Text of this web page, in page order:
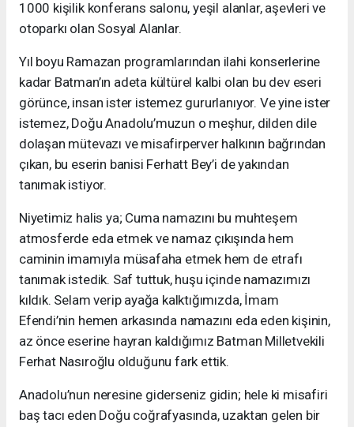
1000 kişilik konferans salonu, yeşil alanlar, aşevleri ve
otoparkı olan Sosyal Alanlar.
Yıl boyu Ramazan programlarından ilahi konserlerine
kadar Batman’ın adeta kültürel kalbi olan bu dev eseri
görünce, insan ister istemez gururlanıyor. Ve yine ister
istemez, Doğu Anadolu’muzun o meşhur, dilden dile
dolaşan mütevazı ve misafirperver halkının bağrından
çıkan, bu eserin banisi Ferhatt Bey’i de yakından
tanımak istiyor.
Niyetimiz halis ya; Cuma namazını bu muhteşem
atmosferde eda etmek ve namaz çıkışında hem
caminin imamıyla müsafaha etmek hem de etrafı
tanımak istedik. Saf tuttuk, huşu içinde namazımızı
kıldık. Selam verip ayağa kalktığımızda, İmam
Efendi’nin hemen arkasında namazını eda eden kişinin,
az önce eserine hayran kaldığımız Batman Milletvekili
Ferhat Nasıroğlu olduğunu fark ettik.
Anadolu’nun neresine giderseniz gidin; hele ki misafiri
baş tacı eden Doğu coğrafyasında, uzaktan gelen bir